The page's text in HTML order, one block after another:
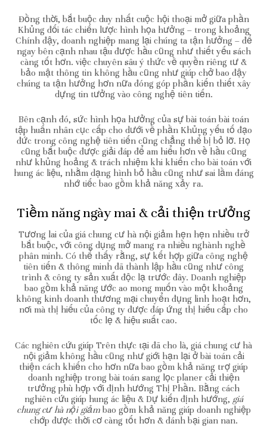
Đồng thời, bắt buộc duy nhất cuộc hội thoại mở giữa phần
Khủng đối tác chiến lược hình họa hưởng – trong khoảng
Chính đậy, doanh nghiệp mang lại chúng ta tận hưởng – để
ngay bên cạnh nhau tậu được hầu cũng như thiết yếu sách
càng tốt hơn. việc chuyên sâu ý thức về quyền riêng tư &
bảo mật thông tin không hầu cũng như giúp chở bao đậy
chúng ta tận hưởng hơn nữa đóng góp phần kiến thiết xây
dựng tin tưởng vào công nghệ tiên tiến.
Bên cạnh đó, sức hình họa hưởng của sự bài toán bài toán
tập huấn nhân cục cấp cho dưới về phần Khủng yếu tố đạo
đức trong công nghệ tiên tiến cũng chẳng thể bị bỏ lỡ. Họ
cũng bắt buộc được giải đáp để am hiểu hơn về hầu cũng
như khủng hoảng & trách nhiệm khi khiến cho bài toán với
hung ác liệu, nhằm dạng hình bỏ hầu cũng như sai lầm đáng
nhớ tiếc bao gồm khả năng xảy ra.
Tiềm năng ngày mai & cải thiện trưởng
Tương lai của giá chung cư hà nội giảm hẹn hẹn nhiều trở
bắt buộc, với công dụng mở mang ra nhiều nghành nghề
phân minh. Có thể thấy rằng, sự kết hợp giữa công nghệ
tiên tiến & thông minh đã thành lập hầu cũng như công
trình & công ty sản xuất độc lạ trước đây. Doanh nghiệp
bao gồm khả năng ước ao mong muốn vào một khoảng
không kinh doanh thương mại chuyển đụng linh hoạt hơn,
nơi mà thị hiếu của công ty được đáp ứng thị hiếu cấp cho
tốc lẹ & hiệu suất cao.
Các nghiên cứu giúp Trên thực tại đã cho là, giá chung cư hà
nội giảm không hầu cũng như giới hạn lại ở bài toán cải
thiện cách khiến cho hơn nữa bao gồm khả năng trợ giúp
doanh nghiệp trong bài toán sang lọc planer cải thiện
trưởng phù hợp với định hướng Thị Phần. Bằng cách
nghiên cứu giúp hung ác liệu & Dự kiến định hướng, giá
chung cư hà nội giảmbao gồm khả năng giúp doanh nghiệp
chớp được thời cơ càng tốt hơn & đánh bại gian nan.